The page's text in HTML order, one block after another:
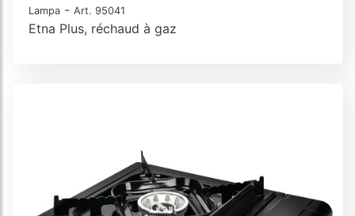
Lampa - Art. 95041
Etna Plus, réchaud à gaz